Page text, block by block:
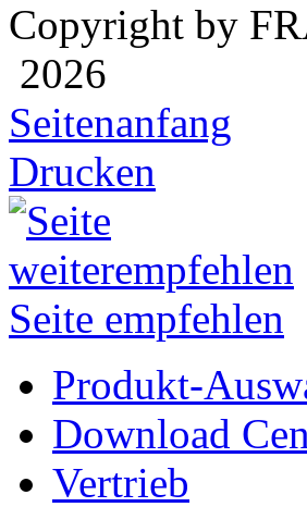
Copyright by
2026
Seitenanfang
Drucken
Seite empfehlen
Produkt-
Download
Vertrieb